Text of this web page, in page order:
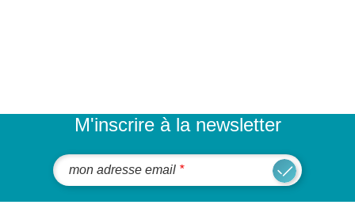
M'inscrire à la newsletter
mon adresse email